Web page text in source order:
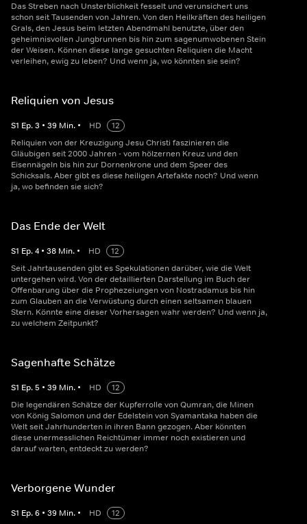
Das Streben nach Unsterblichkeit fesselt und verunsichert uns
schon seit Tausenden von Jahren. Von den Heilkräften des heiligen
Grals, den Jesus beim letzten Abendmahl benutzte, über den
geheimnisvollen Jungbrunnen bis hin zum sagenumwobenen Stein
der Weisen. Können diese lange gesuchten Reliquien die Macht
verleihen, ewig zu leben? Und wenn ja, wo könnten sie sein?
Reliquien von Jesus
S1 Ep.3 • 39 Min. • HD
12
Reliquien von der Kreuzigung Jesu Christi faszinieren die
Gläubigen seit 2000 Jahren - vom hölzernen Kreuz und den
Eisennägeln bis hin zur Dornenkrone und dem Speer des
Schicksals. Aber gibt es diese heiligen Artefakte noch? Und wenn
ja, wo befinden sie sich?
Das Ende der Welt
S1 Ep.4 • 38 Min. • HD
12
Seit Jahrtausenden gibt es Spekulationen darüber, wie die Welt
untergehen wird. Von der detaillierten Darstellung im Buch der
Offenbarung über die Prophezeiungen von Nostradamus bis hin
zum Glauben an die Verwüstung durch einen seltsamen blauen
Stern. Könnte eine dieser Vorhersagen wahr werden? Und wenn ja,
zu welchem Zeitpunkt?
Sagenhafte Schätze
S1 Ep.5 • 39 Min. • HD
12
Die legendären Schätze der Kupferrolle von Qumran, die Minen
von König Salomon und der Edelstein von Syamantaka haben die
Welt seit Jahrhunderten in ihren Bann gezogen. Aber könnten
diese unermesslichen Reichtümer immer noch existieren und
darauf warten, entdeckt zu werden?
Verborgene Wunder
S1 Ep.6 • 39 Min. • HD
12